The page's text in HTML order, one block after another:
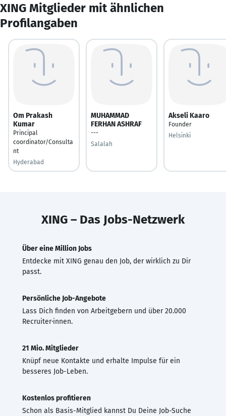
XING Mitglieder mit ähnlichen
Profilangaben
Om Prakash
Kumar
Principal
coordinator/Consulta
nt
Hyderabad
MUHAMMAD
FERHAN ASHRAF
---
Salalah
Akseli Kaaro
Founder
Helsinki
XING – Das Jobs-Netzwerk
Über eine Million Jobs
Entdecke mit XING genau den Job, der wirklich zu Dir
passt.
Persönliche Job-Angebote
Lass Dich finden von Arbeitgebern und über 20.000
Recruiter·innen.
21 Mio. Mitglieder
Knüpf neue Kontakte und erhalte Impulse für ein
besseres Job-Leben.
Kostenlos profitieren
Schon als Basis-Mitglied kannst Du Deine Job-Suche